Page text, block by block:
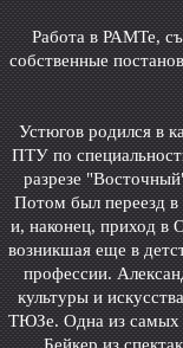
Работа в РАМТе,
собственные
Устюгов родился в
ПТУ по
разрезе
Потом был переезд
и, наконец, приход в
возникшая еще в
профессии.
культуры и
ТЮЗе. Одна из самых